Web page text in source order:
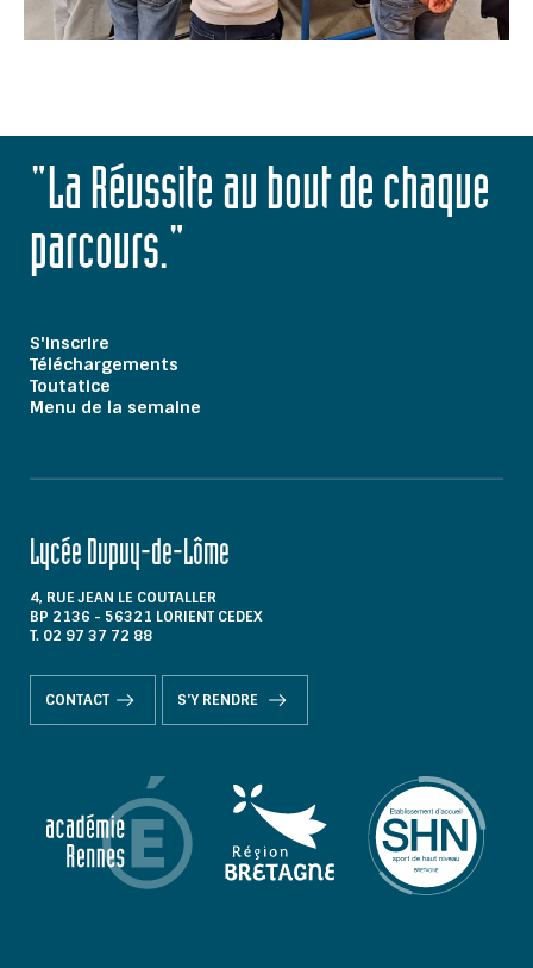
"La Réussite au bout de chaque
parcours."
S'inscrire
Téléchargements
Toutatice
Menu de la semaine
Lycée Dupuy-de-Lôme
4, RUE JEAN LE COUTALLER
BP 2136 - 56321 LORIENT CEDEX
T. 02 97 37 72 88
CONTACT S'Y RENDRE